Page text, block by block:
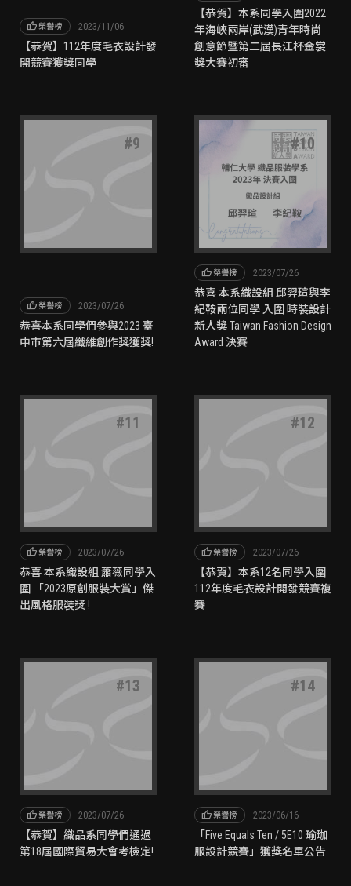
thumb_up 榮譽榜 2023/11/06
【恭賀】112年度毛衣設計發
開競賽獲獎同學
【恭賀】本系同學入圍2022
年海峽兩岸(武漢)青年時尚
創意節暨第二屆長江杯金裳
獎大賽初審
#9
thumb_up 榮譽榜 2023/07/26
恭喜本系同學們參與2023 臺
中市第六屆纖維創作獎獲獎!
#10
thumb_up 榮譽榜 2023/07/26
恭喜 本系織設組 邱羿瑄與李
紀鞍兩位同學 入圍 時裝設計
新人獎 Taiwan Fashion Design
Award 決賽
#11
thumb_up 榮譽榜 2023/07/26
恭喜 本系織設組 蕭薇同學入
圍 「2023原創服裝大賞」傑
出風格服裝獎 !
#12
thumb_up 榮譽榜 2023/07/26
【恭賀】本系12名同學入圍
112年度毛衣設計開發競賽複
賽
#13
thumb_up 榮譽榜 2023/07/26
【恭賀】織品系同學們通過
第18屆國際貿易大會考檢定!
#14
thumb_up 榮譽榜 2023/06/16
「Five Equals Ten / 5E10 瑜珈
服設計競賽」獲獎名單公告